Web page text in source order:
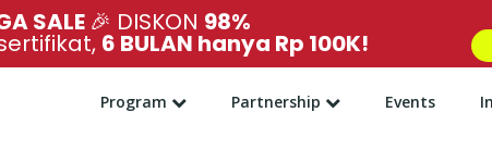
SALE 🎉 DISKON 98%
6 BULAN hanya Rp 100K!
Program Partnership Events